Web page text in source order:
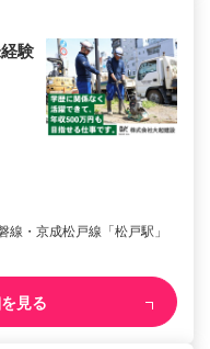
験
・京成松戸線「松戸駅」
見る